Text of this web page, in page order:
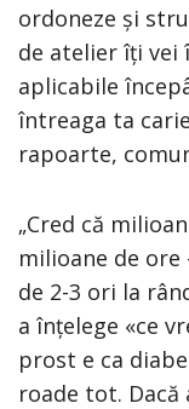
ordoneze și
de atelier îți vei
aplicabile
întreaga ta
rapoarte,
„Cred că
milioane de
de 2-3 ori la
a înțelege «ce
prost e ca
roade tot. Dacă